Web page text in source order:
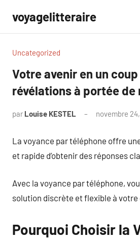
contenu
voyagelitteraire
Uncategorized
Votre avenir en un
révélations à portée de
par Louise KESTEL novembre
La voyance par téléphone offre
et rapide d’obtenir des réponses
Avec la voyance par téléphone,
solution discrète et flexible à votre
Pourquoi Choisir la